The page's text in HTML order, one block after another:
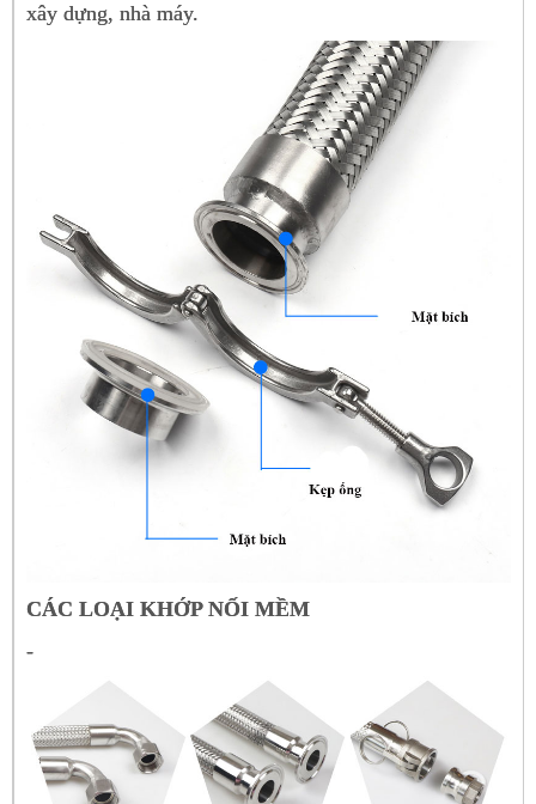
xây dựng, nhà máy.
CÁC LOẠI KHỚP NỐI MỀM
-